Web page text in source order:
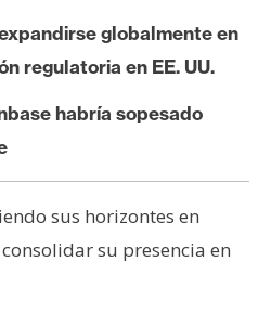
globalmente en
regulatoria en EE. UU.
habría sopesado
sus horizontes en
su presencia en